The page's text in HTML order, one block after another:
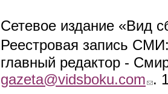
Сетевое издание «Вид
Реестровая запись
главный редактор -
gazeta@vidsboku.com (link
.